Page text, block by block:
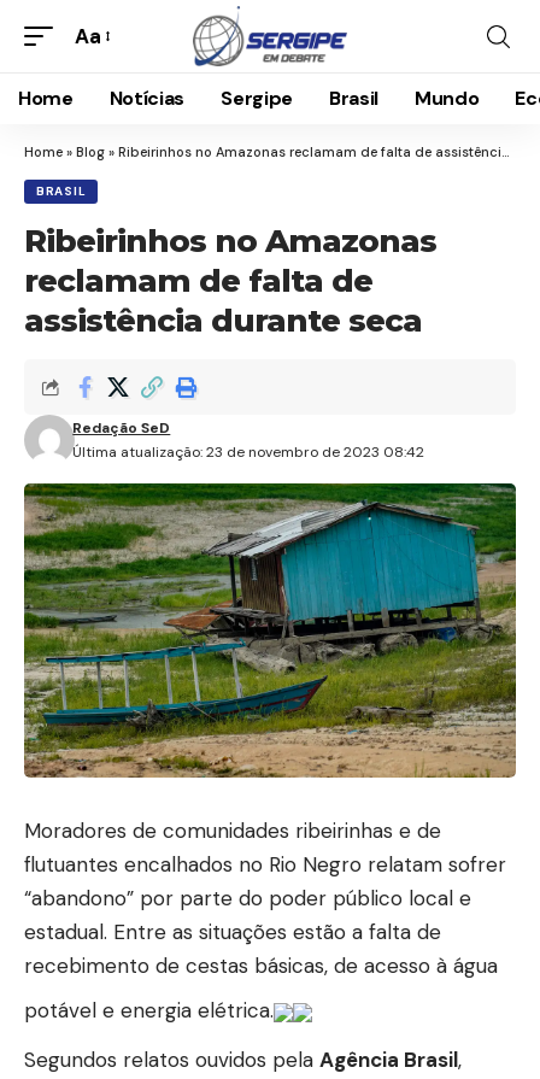
Aa
Home Notícias Sergipe Brasil Mundo
Home » Blog » Ribeirinhos no Amazonas reclamam de falta de assistência durante seca
BRASIL
Ribeirinhos no Amazonas
reclamam de falta de
assistência durante seca
Última atualização: 23 de novembro de 2023 08:42
Redação SeD
Moradores de comunidades ribeirinhas e de
flutuantes encalhados no Rio Negro relatam sofrer
“abandono” por parte do poder público local e
estadual. Entre as situações estão a falta de
recebimento de cestas básicas, de acesso à água
potável e energia elétrica.
Segundos relatos ouvidos pela Agência Brasil,